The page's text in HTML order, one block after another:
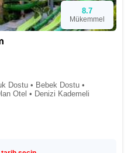
8.7
Mükemmel
Dostu • Bebek Dostu •
Otel • Denizi Kademeli